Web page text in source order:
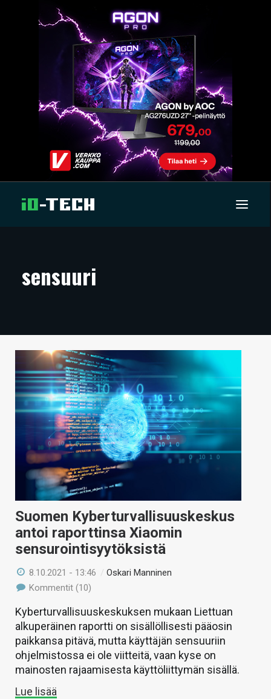
ARTIKKELIT
TECHBBS
TIETOA
HINTA.FI
KAUPPA
VAIHDA TEEMA
HAKU
sensuuri
Suomen Kyberturvallisuuskeskus
antoi raporttinsa Xiaomin
sensurointisyytöksistä
8.10.2021 - 13:46 /Oskari Manninen
Kommentit (10)
Kyberturvallisuuskeskuksen mukaan Liettuan
alkuperäinen raportti on sisällöllisesti pääosin
paikkansa pitävä, mutta käyttäjän sensuuriin
ohjelmistossa ei ole viitteitä, vaan kyse on
mainosten rajaamisesta käyttöliittymän sisällä.
Lue lisää